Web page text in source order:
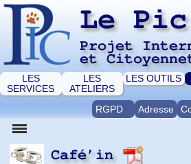
Le Pic
Projet
et
LES
SERVICES
LES
ATELIERS
LES OUTILS
RGPD Adresse
Café’in